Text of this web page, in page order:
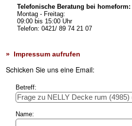
Telefonische Beratung bei homeform:
Montag - Freitag:
09:00 bis 15:00 Uhr
Telefon: 0421/ 89 74 21 07
» Impressum aufrufen
Schicken Sie uns eine Email:
Betreff:
Name: